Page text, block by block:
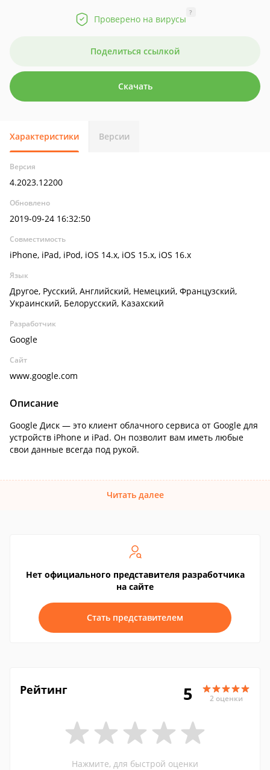
Проверено на вирусы
?
Поделиться ссылкой
Скачать
Характеристики Версии
Версия
4.2023.12200
Обновлено
2019-09-24 16:32:50
Совместимость
iPhone, iPad, iPod, iOS 14.x, iOS 15.x, iOS 16.x
Язык
Другое, Русский, Английский, Немецкий, Французский,
Украинский, Белорусский, Казахский
Разработчик
Google
Сайт
www.google.com
Описание
Google Диск — это клиент облачного сервиса от Google для
устройств iPhone и iPad. Он позволит вам иметь любые
свои данные всегда под рукой.
Читать далее
Нет официального представителя разработчика
на сайте
Стать представителем
Рейтинг 5 2 оценки
Нажмите, для быстрой оценки